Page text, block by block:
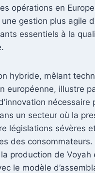
opérations en
gestion plus agile
essentiels à la
hybride, mêlant
européenne, illustre
nécessaire
un secteur où la
législations sévères
des
production de Voyah
le modèle